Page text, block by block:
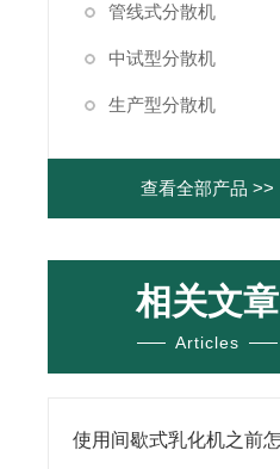
管线式分散机
中试型分散机
生产型分散机
查看全部产品 >>
相关文章
Articles